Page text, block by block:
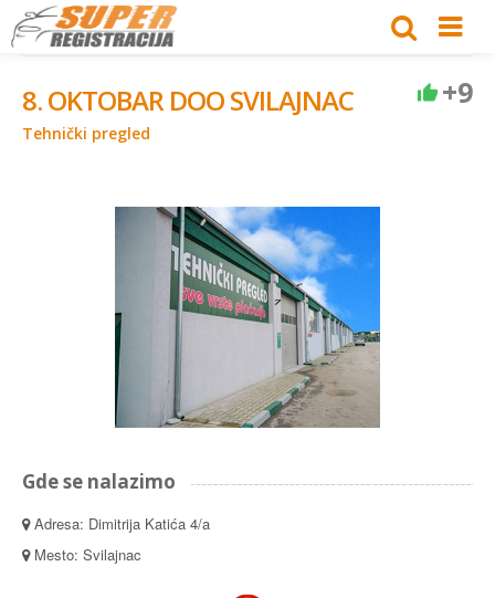
8. OKTOBAR DOO SVILAJNAC
Tehnički pregled
+9
Gde se nalazimo
Adresa: Dimitrija Katića 4/a
Mesto: Svilajnac